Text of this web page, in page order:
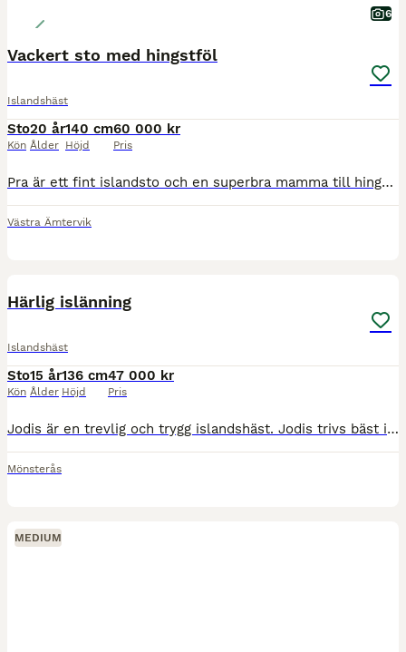
6
Vackert sto med hingstföl
Islandshäst
Sto
Kön
20 år
Ålder
140 cm
Höjd
60 000 kr
Pris
Pra är ett fint islandsto och en superbra mamma till hingstfölet Engill. Pra kom från Island för fyra år sedan, där skall hon ha använts av en äldre man till att valla får. Vi har ridit henne i skogen
Västra Ämtervik
Härlig islänning
Islandshäst
Sto
Kön
15 år
Ålder
136 cm
Höjd
47 000 kr
Pris
Jodis är en trevlig och trygg islandshäst. Jodis trivs bäst i skogen, där hon kan utforska stigarna och njuta av omgivningen. Paddocken är inte riktigt hennes grej, så hon är verkligen en *utpräglad s
Mönsterås
MEDIUM